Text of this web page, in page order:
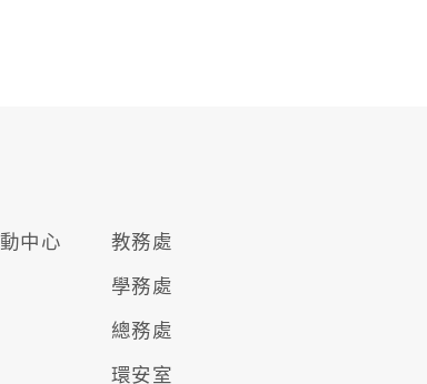
中心
教務處
學務處
總務處
環安室